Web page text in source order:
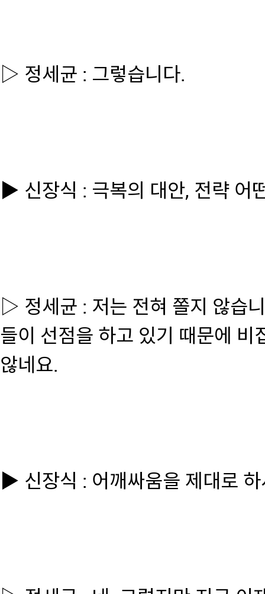
▷ 정세균 : 그렇습니다.
▶ 신장식 : 극복의 대안, 전략 어
▷ 정세균 : 저는 전혀 쫄지 않습
들이 선점을 하고 있기 때문에 비
않네요.
▶ 신장식 : 어깨싸움을 제대로